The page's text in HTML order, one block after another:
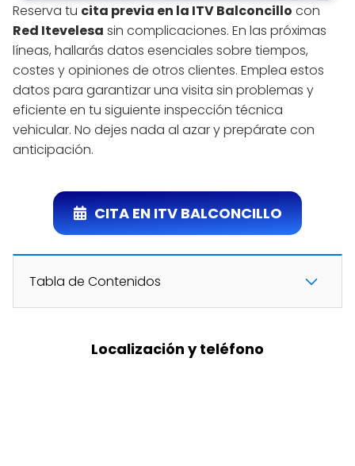
Reserva tu cita previa en la ITV Balconcillo con
Red Itevelesa sin complicaciones. En las próximas
líneas, hallarás datos esenciales sobre tiempos,
costes y opiniones de otros clientes. Emplea estos
datos para garantizar una visita sin problemas y
eficiente en tu siguiente inspección técnica
vehicular. No dejes nada al azar y prepárate con
anticipación.
CITA EN ITV BALCONCILLO
Tabla de Contenidos
Localización y teléfono